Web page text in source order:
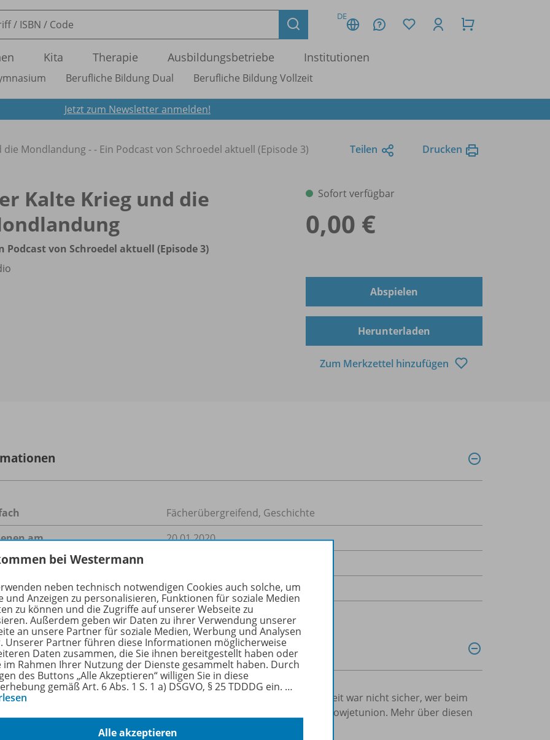
DE
Kita Therapie Ausbildungsbetriebe Institutionen
Berufliche Bildung Dual Berufliche Bildung Vollzeit
Jetzt zum Newsletter anmelden!
Mondlandung - - Ein Podcast von Schroedel aktuell (Episode 3) Teilen Drucken
Kalte Krieg und die
Podcast von Schroedel aktuell (Episode 3)
Sofort verfügbar
0,00 €
Abspielen
Herunterladen
Zum Merkzettel hinzufügen
Fächerübergreifend, Geschichte
am
20.01.2020
Audio-Datei
Jahren setzte der erste Mensch seinen Fuß auf den Mond. Doch lange Zeit war nicht sicher, wer beim
zum Mond" am Ende die Nase vorn haben würde: Die USA oder die Sowjetunion. Mehr über diesen
Wettstreit erfahrt ihr in diesem Podcast.
bei Westermann
neben technisch notwendigen Cookies auch solche, um
und Anzeigen zu personalisieren, Funktionen für soziale Medien
zu können und die Zugriffe auf unserer Webseite zu
Außerdem geben wir Daten zu ihrer Verwendung unserer
an unsere Partner für soziale Medien, Werbung und Analysen
Unserer Partner führen diese Informationen möglicherweise
Daten zusammen, die Sie ihnen bereitgestellt haben oder
im Rahmen Ihrer Nutzung der Dienste gesammelt haben. Durch
des Buttons „Alle Akzeptieren“ willigen Sie in diese
gemäß Art. 6 Abs. 1 S. 1 a) DSGVO, § 25 TDDDG ein. …
Alle akzeptieren